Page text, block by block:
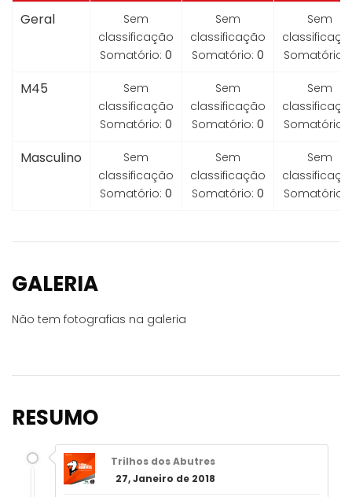
Geral
Sem
classificação
Somatório: 0
Sem
classificação
Somatório: 0
Sem
Somatório:
M45
Sem
classificação
Somatório: 0
Sem
classificação
Somatório: 0
Sem
Somatório:
Masculino
Sem
classificação
Somatório: 0
Sem
classificação
Somatório: 0
Sem
Somatório:
GALERIA
Não tem fotografias na galeria
RESUMO
Trilhos dos Abutres
27, Janeiro de 2018